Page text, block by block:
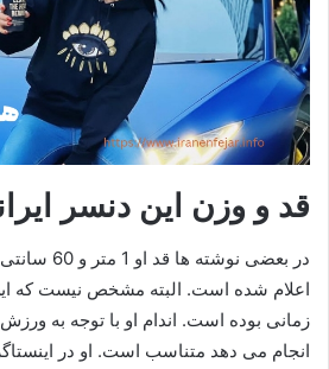
قد و وزن این دنسر
اعلام شده است. البته مشخص نیست که
زمانی بوده است. اندام او با توجه به
انجام می دهد متناسب است. او در